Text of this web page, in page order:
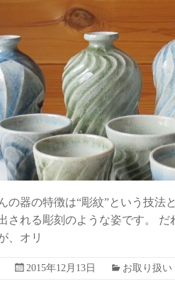
の器の特徴は“彫紋”という技法
される彫刻のような姿です。
、オリ
2015年12月13日 お取り扱い